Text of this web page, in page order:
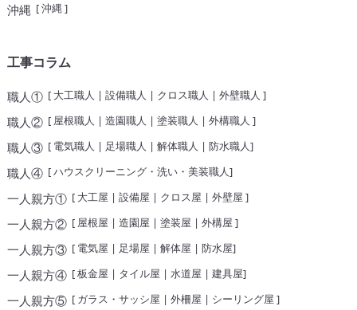
沖縄 [沖縄]
工事コラム
職人①[ 大工職人 | 設備職人 | クロス職人 | 外壁職人 ]
職人②[ 屋根職人 | 造園職人 | 塗装職人 | 外構職人 ]
職人③[ 電気職人 | 足場職人 | 解体職人 | 防水職人]
職人④[ハウスクリーニング・洗い・美装職人]
一人親方①[ 大工屋 | 設備屋 | クロス屋 | 外壁屋 ]
一人親方②[ 屋根屋 | 造園屋 | 塗装屋 | 外構屋 ]
一人親方③[ 電気屋 | 足場屋 | 解体屋 | 防水屋]
一人親方④[板金屋 | タイル屋 | 水道屋 | 建具屋]
一人親方⑤[ ガラス・サッシ屋 | 外柵屋 | シーリング屋 ]